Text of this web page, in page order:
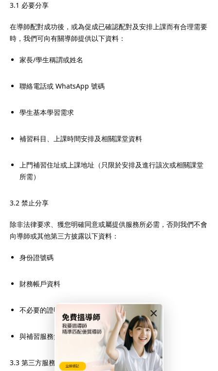
×
3.1 必要分享
在導師配對成功後，或為促成已確認配對及安排上課而有合理需要
時，我們可向有關導師提供以下資料：
家長/學生稱謂或姓名
聯絡電話或 WhatsApp 號碼
學生基本學習需求
補習科目、上課時間安排及相關課堂資料
上門補習住址或上課地址（只限於安排及進行該次或相關課堂
所需）
3.2 禁止分享
除非法律要求、獲您明確同意或屬提供服務所必需，否則我們不會
向導師或其他第三方披露以下資料：
身份證號碼
財務帳戶資料
不必要的證明文件
與補習服務無直接關係的敏感個人資料
3.3 第三方服務提供商